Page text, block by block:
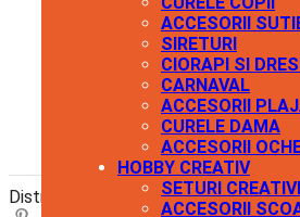
ACCESORII
SIRETURI
CIORAPI SI
CARNAVAL
ACCESORII
CURELE DAMA
ACCESORII
HOBBY CREATIV
SETURI
ACCESORII
Distribuie:
Facebook
TwitterTumblr
Pinterest